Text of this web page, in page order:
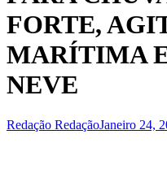
FORTE,
MARÍTIMA
NEVE
Redação RedaçãoJaneiro 24,